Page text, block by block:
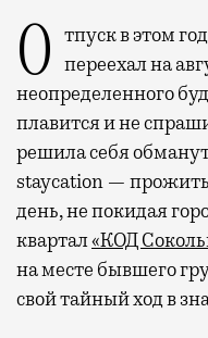
Отпуск в этом году у меня кочует: сначала переехал на
неопределенного
плавится и не
решила себя
staycation —
день, не покидая
квартал«КОД
на месте бывшего
свой тайный ход в